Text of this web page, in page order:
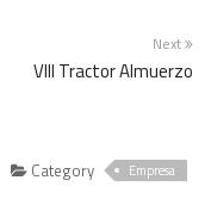
Next
VIII Tractor Almuerzo
Category Empresa